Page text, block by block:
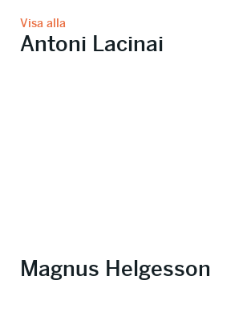
Visa alla
Antoni Lacinai
Magnus Helgesson